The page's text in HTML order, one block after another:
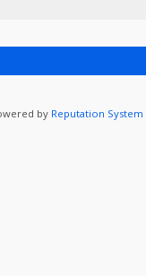
by Reputation System